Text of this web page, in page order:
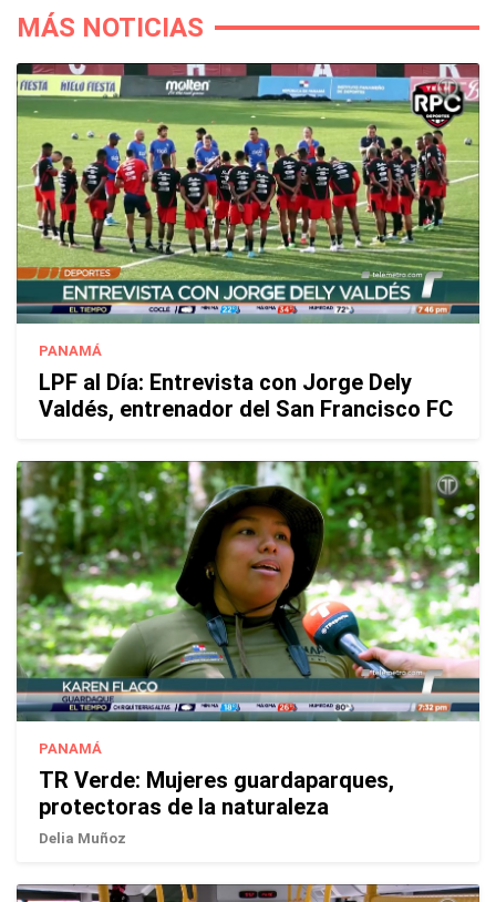
MÁS NOTICIAS
PANAMÁ
LPF al Día: Entrevista con Jorge Dely
Valdés, entrenador del San Francisco FC
PANAMÁ
TR Verde: Mujeres guardaparques,
protectoras de la naturaleza
Delia Muñoz